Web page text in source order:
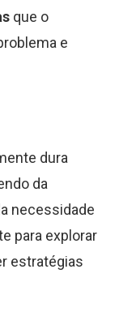
que o
e
dura
da
necessidade
para explorar
estratégias